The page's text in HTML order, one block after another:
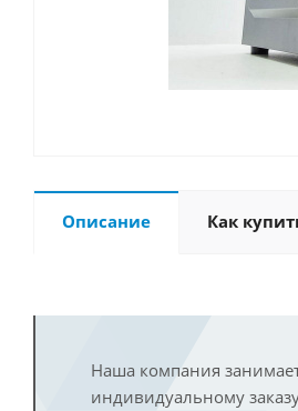
Описание Как
Наша компания
индивидуальному